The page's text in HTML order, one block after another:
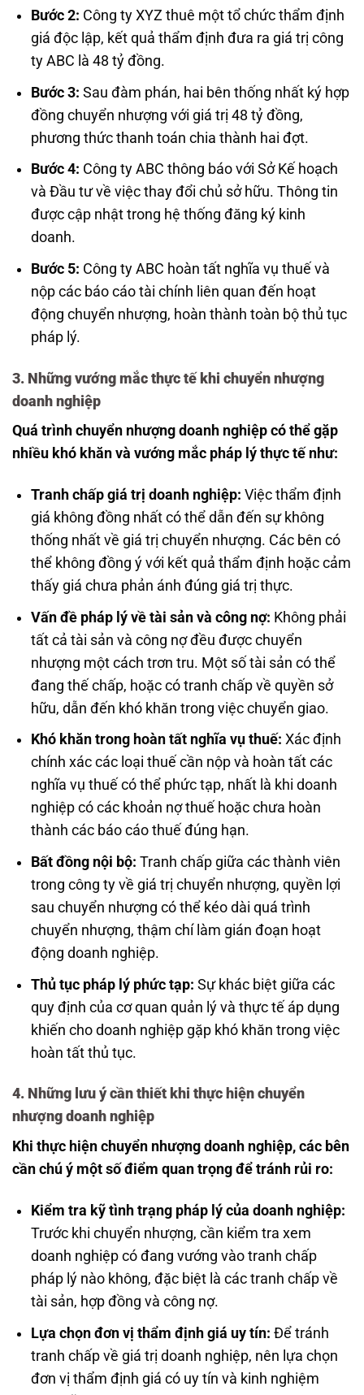
Bước 2: Công ty XYZ thuê một tổ chức thẩm định
giá độc lập, kết quả thẩm định đưa ra giá trị công
ty ABC là 48 tỷ đồng.
Bước 3: Sau đàm phán, hai bên thống nhất ký hợp
đồng chuyển nhượng với giá trị 48 tỷ đồng,
phương thức thanh toán chia thành hai đợt.
Bước 4: Công ty ABC thông báo với Sở Kế hoạch
và Đầu tư về việc thay đổi chủ sở hữu. Thông tin
được cập nhật trong hệ thống đăng ký kinh
doanh.
Bước 5: Công ty ABC hoàn tất nghĩa vụ thuế và
nộp các báo cáo tài chính liên quan đến hoạt
động chuyển nhượng, hoàn thành toàn bộ thủ tục
pháp lý.
3. Những vướng mắc thực tế khi chuyển nhượng
doanh nghiệp
Quá trình chuyển nhượng doanh nghiệp có thể gặp
nhiều khó khăn và vướng mắc pháp lý thực tế như:
Tranh chấp giá trị doanh nghiệp: Việc thẩm định
giá không đồng nhất có thể dẫn đến sự không
thống nhất về giá trị chuyển nhượng. Các bên có
thể không đồng ý với kết quả thẩm định hoặc cảm
thấy giá chưa phản ánh đúng giá trị thực.
Vấn đề pháp lý về tài sản và công nợ: Không phải
tất cả tài sản và công nợ đều được chuyển
nhượng một cách trơn tru. Một số tài sản có thể
đang thế chấp, hoặc có tranh chấp về quyền sở
hữu, dẫn đến khó khăn trong việc chuyển giao.
Khó khăn trong hoàn tất nghĩa vụ thuế: Xác định
chính xác các loại thuế cần nộp và hoàn tất các
nghĩa vụ thuế có thể phức tạp, nhất là khi doanh
nghiệp có các khoản nợ thuế hoặc chưa hoàn
thành các báo cáo thuế đúng hạn.
Bất đồng nội bộ: Tranh chấp giữa các thành viên
trong công ty về giá trị chuyển nhượng, quyền lợi
sau chuyển nhượng có thể kéo dài quá trình
chuyển nhượng, thậm chí làm gián đoạn hoạt
động doanh nghiệp.
Thủ tục pháp lý phức tạp: Sự khác biệt giữa các
quy định của cơ quan quản lý và thực tế áp dụng
khiến cho doanh nghiệp gặp khó khăn trong việc
hoàn tất thủ tục.
4. Những lưu ý cần thiết khi thực hiện chuyển
nhượng doanh nghiệp
Khi thực hiện chuyển nhượng doanh nghiệp, các bên
cần chú ý một số điểm quan trọng để tránh rủi ro:
Kiểm tra kỹ tình trạng pháp lý của doanh nghiệp:
Trước khi chuyển nhượng, cần kiểm tra xem
doanh nghiệp có đang vướng vào tranh chấp
pháp lý nào không, đặc biệt là các tranh chấp về
tài sản, hợp đồng và công nợ.
Lựa chọn đơn vị thẩm định giá uy tín: Để tránh
tranh chấp về giá trị doanh nghiệp, nên lựa chọn
đơn vị thẩm định giá có uy tín và kinh nghiệm